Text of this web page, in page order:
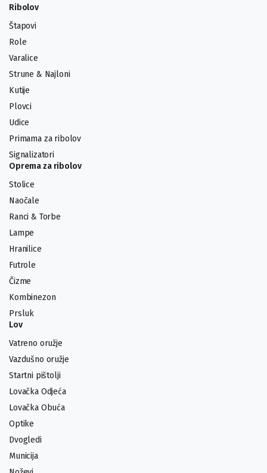
Ribolov
Štapovi
Role
Varalice
Strune & Najloni
Kutije
Plovci
Udice
Primama za ribolov
Signalizatori
Oprema za ribolov
Stolice
Naočale
Ranci & Torbe
Lampe
Hranilice
Futrole
Čizme
Kombinezon
Prsluk
Lov
Vatreno oružje
Vazdušno oružje
Startni pištolji
Lovačka Odjeća
Lovačka Obuća
Optike
Dvogledi
Municija